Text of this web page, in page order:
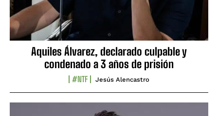
Aquiles Álvarez, declarado culpable y
condenado a 3 años de prisión
#NTF Jesús Alencastro